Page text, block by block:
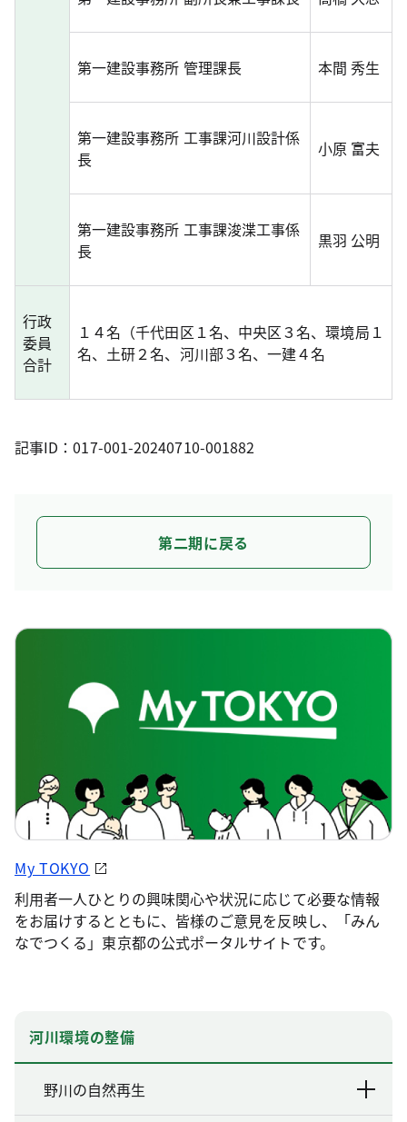
第一建設事務所 管理課長 本間 秀生
第一建設事務所 工事課河川設計係
長
小原 富夫
第一建設事務所 工事課浚渫工事係
長
黒羽 公明
行政
委員
合計
１４名（千代田区１名、中央区３名、環境局１
名、土研２名、河川部３名、一建４名
記事ID：017-001-20240710-001882
第二期に戻る
My TOKYO
利用者一人ひとりの興味関心や状況に応じて必要な情報
をお届けするとともに、皆様のご意見を反映し、「みん
なでつくる」東京都の公式ポータルサイトです。
河川環境の整備
野川の自然再生